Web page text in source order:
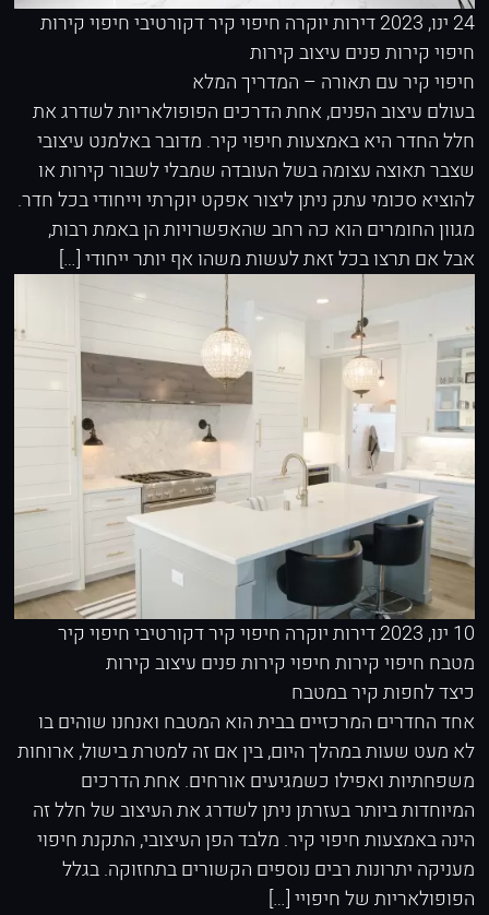
24 ינו, 2023 דירות יוקרה חיפוי קיר דקורטיביחיפוי קירות
חיפוי קירות פנים עיצוב קירות
חיפוי קיר עם תאורה – המדריך המלא
בעולם עיצוב הפנים, אחת הדרכים הפופולאריות לשדרג את
חלל החדר היא באמצעות חיפוי קיר. מדובר באלמנט עיצובי
שצבר תאוצה עצומה בשל העובדה שמבלי לשבור קירות או
להוציא סכומי עתק ניתן ליצור אפקט יוקרתי וייחודי בכל חדר.
מגוון החומרים הוא כה רחב שהאפשרויות הן באמת רבות,
אבל אם תרצו בכל זאת לעשות משהו אף יותר ייחודי […]
10 ינו, 2023 דירות יוקרה חיפוי קיר דקורטיביחיפוי קיר
מטבח חיפוי קירותחיפוי קירות פנים עיצוב קירות
כיצד לחפות קיר במטבח
אחד החדרים המרכזיים בבית הוא המטבח ואנחנו שוהים בו
לא מעט שעות במהלך היום, בין אם זה למטרת בישול, ארוחות
משפחתיות ואפילו כשמגיעים אורחים. אחת הדרכים
המיוחדות ביותר בעזרתן ניתן לשדרג את העיצוב של חלל זה
הינה באמצעות חיפוי קיר. מלבד הפן העיצובי, התקנת חיפוי
מעניקה יתרונות רבים נוספים הקשורים בתחזוקה. בגלל
הפופולאריות של חיפויי […]